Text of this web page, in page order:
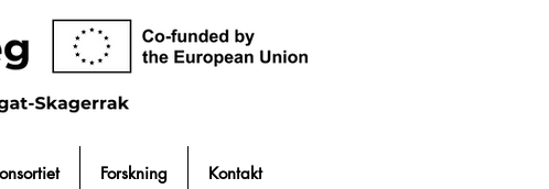
Forskning Kontakt